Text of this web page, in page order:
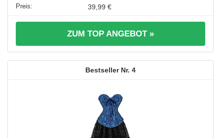
39,99 €
ZUM TOP ANGEBOT »
4